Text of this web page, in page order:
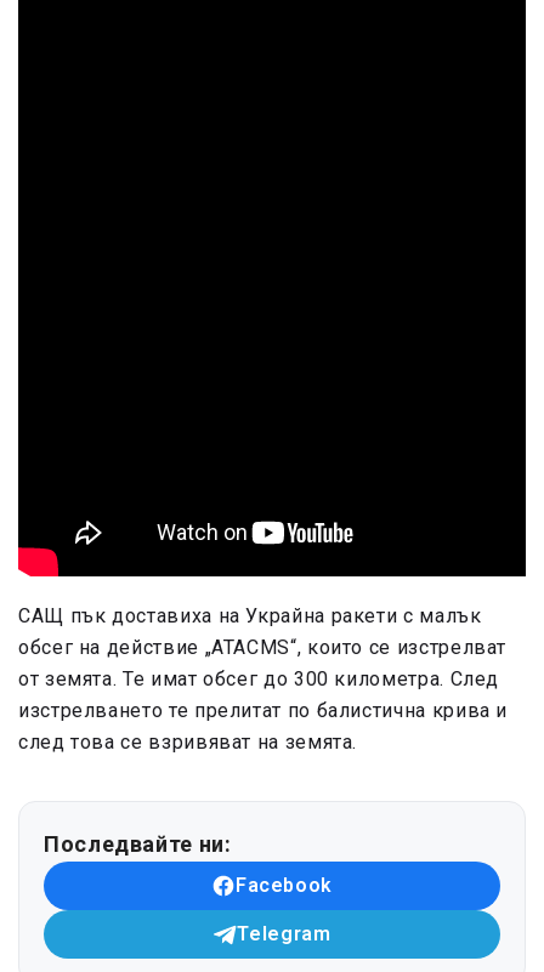
САЩ пък доставиха на Украйна ракети с малък
обсег на действие „АТАCМS“, които се изстрелват
от земята. Те имат обсег до 300 километра. След
изстрелването те прелитат по балистична крива и
след това се взривяват на земята.
Последвайте ни:
Facebook
Telegram